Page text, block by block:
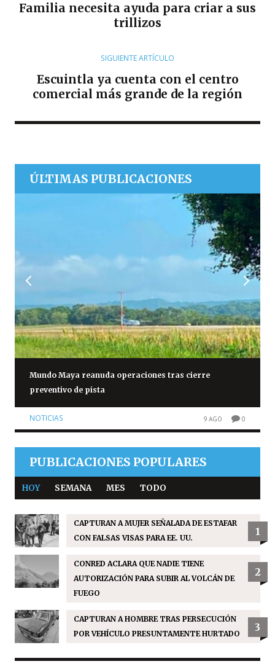
Familia necesita ayuda para criar a sus
trillizos
SIGUIENTE ARTÍCULO
Escuintla ya cuenta con el centro
comercial más grande de la región
ÚLTIMAS PUBLICACIONES
Mundo Maya reanuda operaciones tras cierre
preventivo de pista
NOTICIAS 9 AGO 0
PUBLICACIONES POPULARES
HOY SEMANA MES TODO
CAPTURAN A MUJER SEÑALADA DE ESTAFAR
CON FALSAS VISAS PARA EE. UU.
1
CONRED ACLARA QUE NADIE TIENE
AUTORIZACIÓN PARA SUBIR AL VOLCÁN DE
FUEGO
2
CAPTURAN A HOMBRE TRAS PERSECUCIÓN
POR VEHÍCULO PRESUNTAMENTE HURTADO
3